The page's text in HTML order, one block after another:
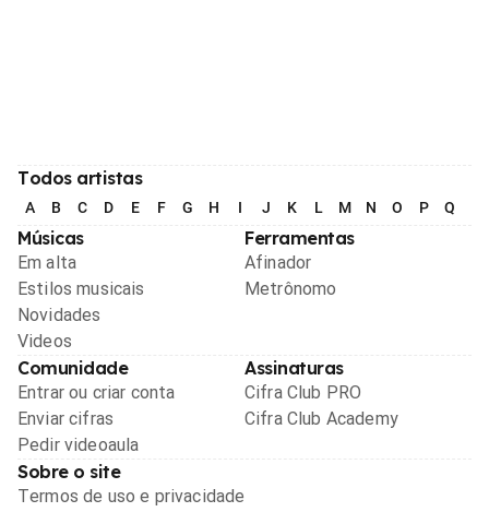
Todos artistas
A B C D E F G H I J K L M N O P Q
Músicas
Em alta
Estilos musicais
Novidades
Videos
Ferramentas
Afinador
Metrônomo
Comunidade
Entrar ou criar conta
Enviar cifras
Pedir videoaula
Assinaturas
Cifra Club PRO
Cifra Club Academy
Sobre o site
Termos de uso e privacidade